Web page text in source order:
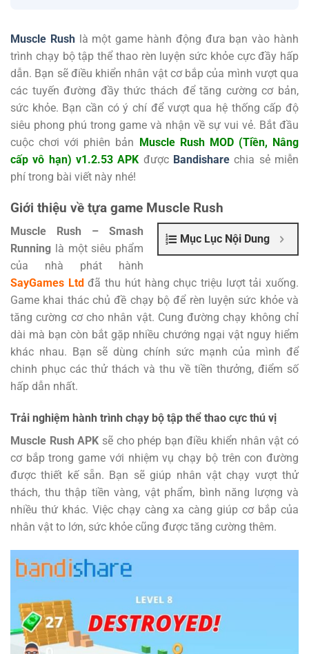
Muscle Rushlà một game hành động đưa bạn vào hành
trình chạy bộ tập thể thao rèn luyện sức khỏe cực đầy hấp
dẫn. Bạn sẽ điều khiển nhân vật cơ bắp của mình vượt qua
các tuyến đường đầy thức thách để tăng cường cơ bản,
sức khỏe. Bạn cần có ý chí để vượt qua hệ thống cấp độ
siêu phong phú trong game và nhận về sự vui vẻ. Bắt đầu
cuộc chơi với phiên bản Muscle Rush MOD (Tiền, Nâng
cấp vô hạn) v1.2.53 APK được Bandishare chia sẻ miễn
phí trong bài viết này nhé!
Giới thiệu về tựa game Muscle Rush
Mục Lục Nội Dung
Muscle Rush – Smash
Running là một siêu phẩm
của nhà phát hành
SayGames Ltd đã thu hút hàng chục triệu lượt tải xuống.
Game khai thác chủ đề chạy bộ để rèn luyện sức khỏe và
tăng cường cơ cho nhân vật. Cung đường chạy không chỉ
dài mà bạn còn bắt gặp nhiều chướng ngại vật nguy hiểm
khác nhau. Bạn sẽ dùng chính sức mạnh của mình để
chinh phục các thử thách và thu về tiền thưởng, điểm số
hấp dẫn nhất.
Trải nghiệm hành trình chạy bộ tập thể thao cực thú vị
Muscle Rush APK sẽ cho phép bạn điều khiển nhân vật có
cơ bắp trong game với nhiệm vụ chạy bộ trên con đường
được thiết kế sẵn. Bạn sẽ giúp nhân vật chạy vượt thử
thách, thu thập tiền vàng, vật phẩm, bình năng lượng và
nhiều thứ khác. Việc chạy càng xa càng giúp cơ bắp của
nhân vật to lớn, sức khỏe cũng được tăng cường thêm.